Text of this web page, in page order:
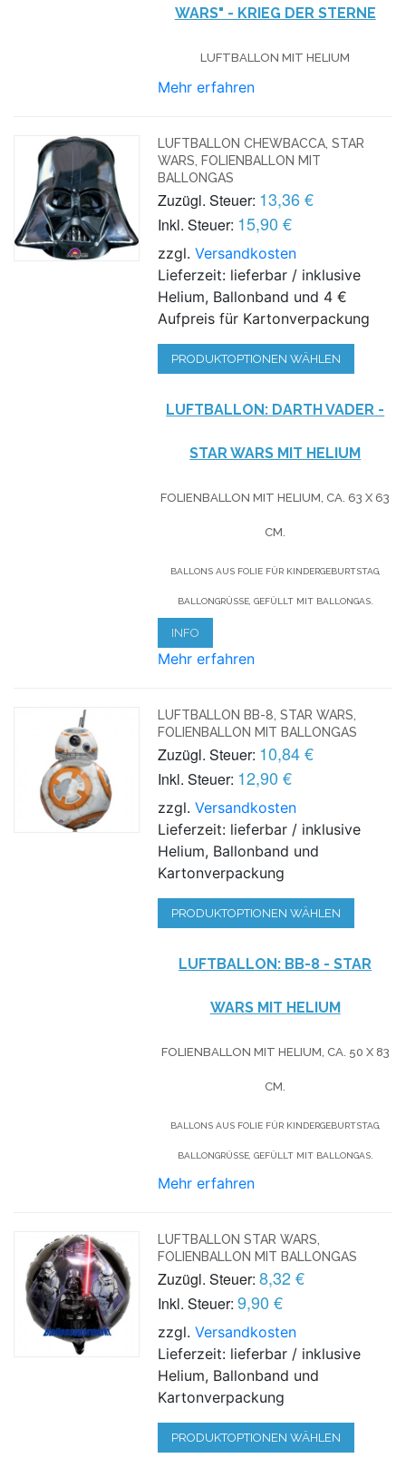
WARS" - KRIEG DER STERNE
LUFTBALLON MIT HELIUM
Mehr erfahren
LUFTBALLON CHEWBACCA, STAR
WARS, FOLIENBALLON MIT
BALLONGAS
Zuzügl. Steuer: 13,36 €
Inkl. Steuer: 15,90 €
zzgl.Versandkosten
Lieferzeit: lieferbar / inklusive
Helium, Ballonband und 4 €
Aufpreis für Kartonverpackung
PRODUKTOPTIONEN WÄHLEN
LUFTBALLON: DARTH VADER -
STAR WARS MIT HELIUM
FOLIENBALLON MIT HELIUM, CA. 63 X 63
CM.
BALLONS AUS FOLIE FÜR KINDERGEBURTSTAG,
BALLONGRÜSSE, GEFÜLLT MIT BALLONGAS.
INFO
Mehr erfahren
LUFTBALLON BB-8, STAR WARS,
FOLIENBALLON MIT BALLONGAS
Zuzügl. Steuer: 10,84 €
Inkl. Steuer: 12,90 €
zzgl.Versandkosten
Lieferzeit: lieferbar / inklusive
Helium, Ballonband und
Kartonverpackung
PRODUKTOPTIONEN WÄHLEN
LUFTBALLON: BB-8 - STAR
WARS MIT HELIUM
FOLIENBALLON MIT HELIUM, CA. 50 X 83
CM.
BALLONS AUS FOLIE FÜR KINDERGEBURTSTAG,
BALLONGRÜSSE, GEFÜLLT MIT BALLONGAS.
Mehr erfahren
LUFTBALLON STAR WARS,
FOLIENBALLON MIT BALLONGAS
Zuzügl. Steuer: 8,32 €
Inkl. Steuer: 9,90 €
zzgl.Versandkosten
Lieferzeit: lieferbar / inklusive
Helium, Ballonband und
Kartonverpackung
PRODUKTOPTIONEN WÄHLEN